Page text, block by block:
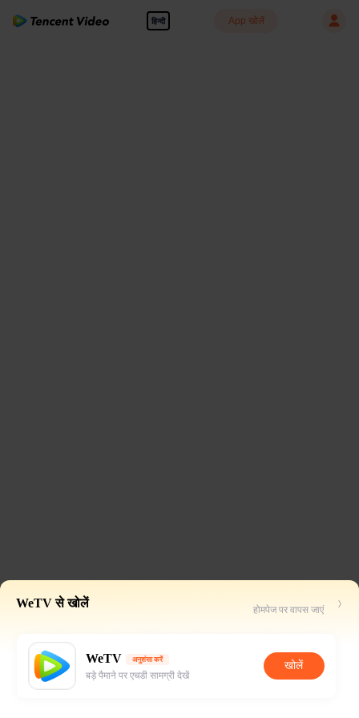
हिन्दी App खोलें
WeTV से खोलें होमपेज पर वापस जाएं
WeTV अनुशंसा करें
बड़े पैमाने पर एचडी सामग्री देखें
खोलें